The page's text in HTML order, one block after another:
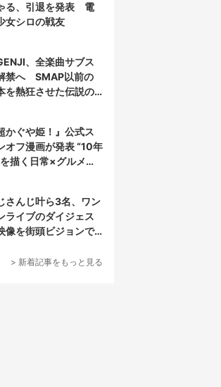
る、引退を発表 電
女シロの戦友
、全楽曲サブス
禁へ SMAP以前の
を熱狂させた伝説の
かぐや姫！』公式ス
オフ漫画が発表 “10年
描く日常×グルメ作
さんじ叶ら3名、ワン
ライブのダイジェス
像を街頭ビジョンで
> 新着記事をもっと見る